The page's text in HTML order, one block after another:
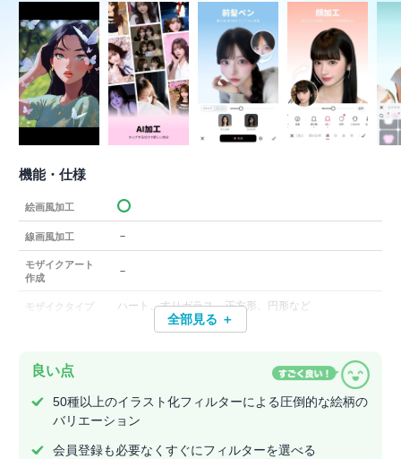
機能・仕様
絵画風加工
線画風加工 －
モザイクアート
作成
－
モザイクタイプ ハート、すりガラス、正方形、円形など
全部見る ＋
良い点
50種以上のイラスト化フィルターによる圧倒的な絵柄の
バリエーション
会員登録も必要なくすぐにフィルターを選べる